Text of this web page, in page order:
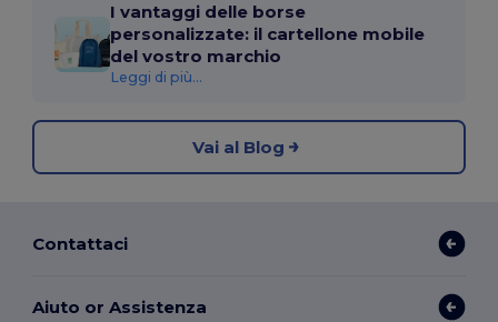
I vantaggi delle borse
personalizzate: il cartellone mobile
del vostro marchio
Leggi di più...
Vai al Blog
Contattaci
Aiuto or Assistenza